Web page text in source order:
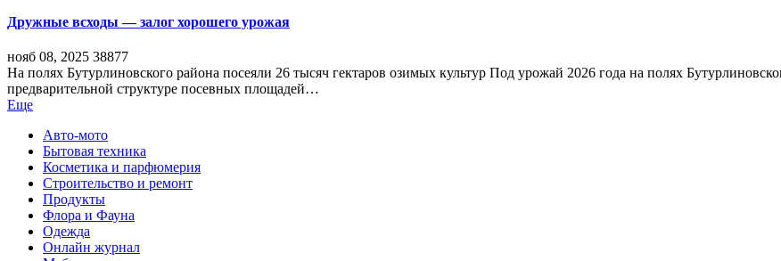
Дружные всходы — залог хорошего урожая
нояб 08, 2025 38877
На полях Бутурлиновского района посеяли 26 тысяч гектаров озимых культур Под урожай 2026 года на полях
предварительной структуре посевных площадей…
Еще
Авто-мото
Бытовая техника
Косметика и парфюмерия
Строительство и ремонт
Продукты
Флора и Фауна
Одежда
Онлайн журнал